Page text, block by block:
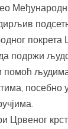
покрета
подржи
људима
Црвеног